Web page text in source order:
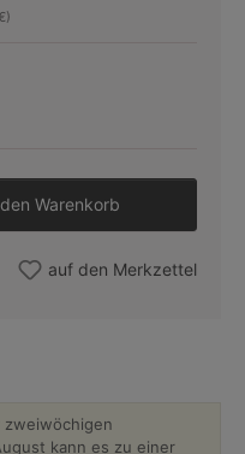
den
Warenkorb
auf den Merkzettel
kann es zu einer